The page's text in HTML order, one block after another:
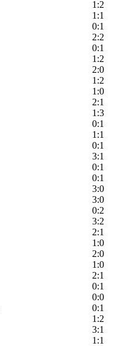
1:2
1:1
0:1
2:2
0:1
1:2
2:0
1:2
1:0
2:1
1:3
0:1
1:1
0:1
3:1
0:1
0:1
3:0
3:0
0:2
3:2
2:1
1:0
2:0
1:0
2:1
0:1
0:0
0:1
1:2
3:1
1:1